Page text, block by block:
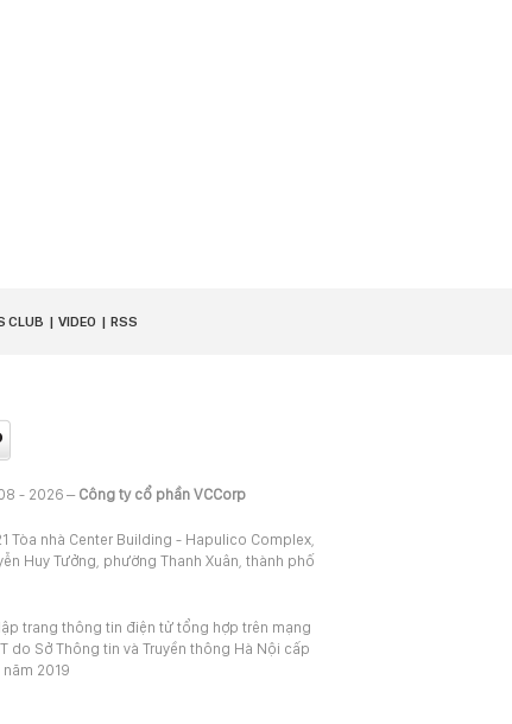
CLUB VIDEO RSS
- 2026 –Công ty cổ phần VCCorp
Tòa nhà Center Building - Hapulico Complex,
Huy Tưởng, phường Thanh Xuân, thành phố
trang thông tin điện tử tổng hợp trên mạng
do Sở Thông tin và Truyền thông Hà Nội cấp
2019